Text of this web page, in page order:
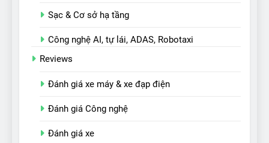
Sạc & Cơ sở hạ tầng
Công nghệ AI, tự lái, ADAS, Robotaxi
Reviews
Đánh giá xe máy & xe đạp điện
Đánh giá Công nghệ
Đánh giá xe